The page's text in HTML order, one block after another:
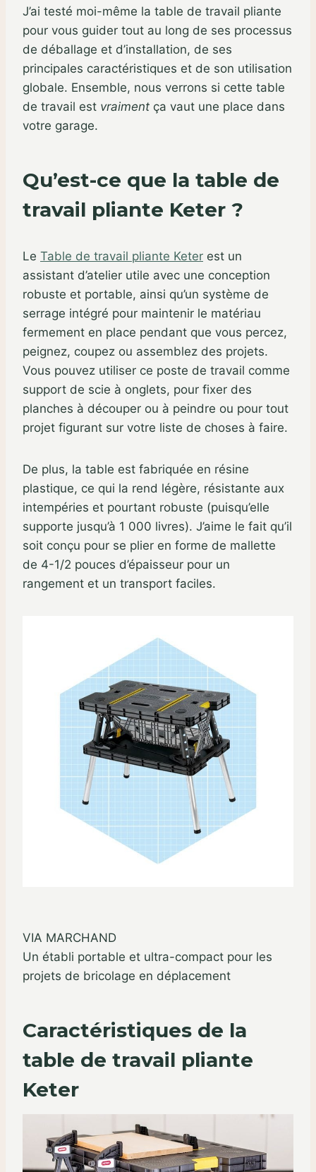
J’ai testé moi-même la table de travail pliante
pour vous guider tout au long de ses processus
de déballage et d’installation, de ses
principales caractéristiques et de son utilisation
globale. Ensemble, nous verrons si cette table
de travail est vraiment ça vaut une place dans
votre garage.
Qu’est-ce que la table de
travail pliante Keter ?
Le Table de travail pliante Keter est un
assistant d’atelier utile avec une conception
robuste et portable, ainsi qu’un système de
serrage intégré pour maintenir le matériau
fermement en place pendant que vous percez,
peignez, coupez ou assemblez des projets.
Vous pouvez utiliser ce poste de travail comme
support de scie à onglets, pour fixer des
planches à découper ou à peindre ou pour tout
projet figurant sur votre liste de choses à faire.
De plus, la table est fabriquée en résine
plastique, ce qui la rend légère, résistante aux
intempéries et pourtant robuste (puisqu’elle
supporte jusqu’à 1 000 livres). J’aime le fait qu’il
soit conçu pour se plier en forme de mallette
de 4-1/2 pouces d’épaisseur pour un
rangement et un transport faciles.
VIA MARCHAND
Un établi portable et ultra-compact pour les
projets de bricolage en déplacement
Caractéristiques de la
table de travail pliante
Keter